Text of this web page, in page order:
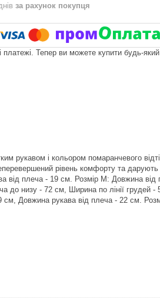
за рахунок покупця
платежі. Тепер ви можете купити будь-
рукавом і кольором помаранчевого
рівень комфорту та
від плеча - 19 см. Розмір M: Довжина
до низу - 72 см, Ширина по лінії грудей
Довжина рукава від плеча - 22 см.